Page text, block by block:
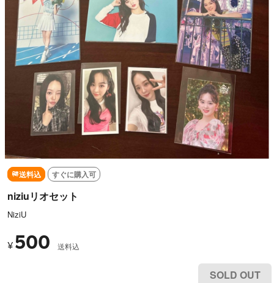
送料込 すぐに購入可
niziuリオセット
NiziU
¥ 500 送料込
SOLD OUT